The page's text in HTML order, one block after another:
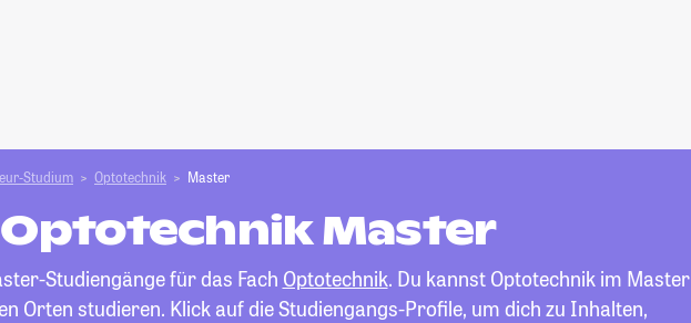
Studium Optotechnik Master
Optotechnik Master
Studiengänge für das Fach Optotechnik. Du kannst Optotechnik im Master
Orten studieren. Klick auf die Studiengangs-Profile, um dich zu Inhalten,